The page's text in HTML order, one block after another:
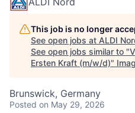
This job is no longer
See open jobs at ALDI
See open jobs similar to "
Ersten Kraft (m/w/d)"
Brunswick, Germany
Posted on May 29, 2026